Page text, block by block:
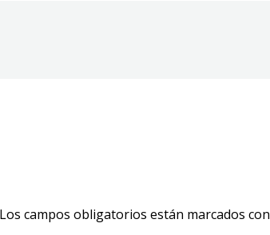
Los campos obligatorios están marcados con